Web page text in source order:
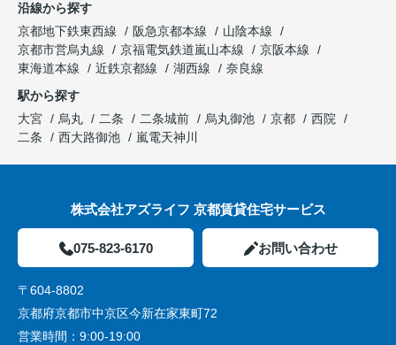
沿線から探す
京都地下鉄東西線
阪急京都本線
山陰本線
京都市営烏丸線
京福電気鉄道嵐山本線
京阪本線
東海道本線
近鉄京都線 湖西線
奈良線
駅から探す
大宮
烏丸 二条 二条城前 烏丸御池 京都
西院
二条
西大路御池 嵐電天神川
株式会社アズライフ 京都賃貸住宅サービス
075-823-6170 お問い合わせ
〒604-8802
京都府京都市中京区今新在家東町72
営業時間： 9:00-19:00